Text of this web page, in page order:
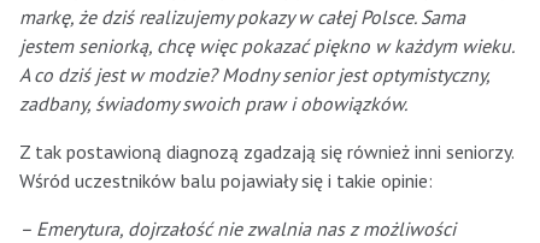
markę, że dziś realizujemy pokazy w całej Polsce. Sama
jestem seniorką, chcę więc pokazać piękno w każdym wieku.
A co dziś jest w modzie? Modny senior jest optymistyczny,
zadbany, świadomy swoich praw i obowiązków.
Z tak postawioną diagnozą zgadzają się również inni seniorzy.
Wśród uczestników balu pojawiały się i takie opinie:
– Emerytura, dojrzałość nie zwalnia nas z możliwości